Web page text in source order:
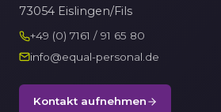
73054 Eislingen/Fils
+49 (0) 7161 / 91 65 80
info@equal-personal.de
Kontakt aufnehmen